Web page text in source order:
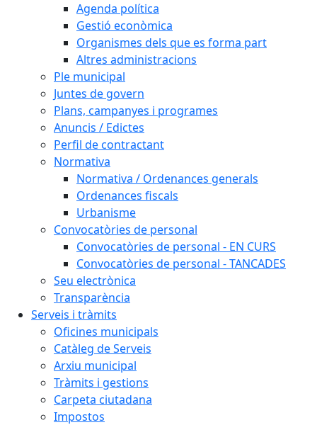
Agenda política
Gestió econòmica
Organismes dels que es forma part
Altres administracions
Ple municipal
Juntes de govern
Plans, campanyes i programes
Anuncis / Edictes
Perfil de contractant
Normativa
Normativa / Ordenances generals
Ordenances fiscals
Urbanisme
Convocatòries de personal
Convocatòries de personal - EN CURS
Convocatòries de personal - TANCADES
Seu electrònica
Transparència
Serveis i tràmits
Oficines municipals
Catàleg de Serveis
Arxiu municipal
Tràmits i gestions
Carpeta ciutadana
Impostos